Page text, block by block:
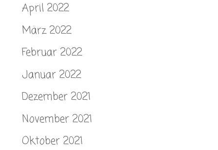
April 2022
März 2022
Februar 2022
Januar 2022
Dezember 2021
November 2021
Oktober 2021